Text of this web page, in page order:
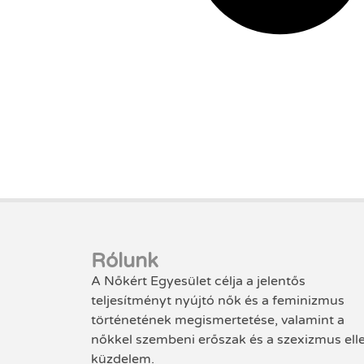
Rólunk
A Nőkért Egyesület célja a jelentős
teljesítményt nyújtó nők és a feminizmus
történetének megismertetése, valamint a
nőkkel szembeni erőszak és a szexizmus
küzdelem.